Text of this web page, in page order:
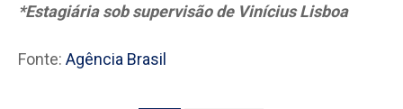
*Estagiária sob supervisão de Vinícius Lisboa
Fonte: Agência Brasil